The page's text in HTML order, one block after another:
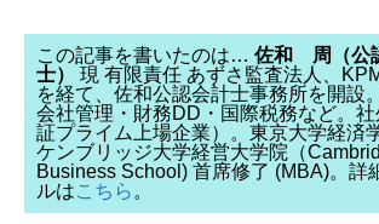
この記事を書いたのは… 佐和 周（公
士）
現 有限責任 あずさ監査法人、
を経て、佐和公認会計士事務所を開設
会社管理・財務DD・国際税務など。
証プライム上場企業）。東京大学経済
ケンブリッジ大学経営大学院（
Business School) 首席修了 (MBA)。詳
ルはこちら 。